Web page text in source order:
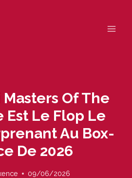
Of The
Est Le Flop Le
Au Box-
De 2026
09/06/2026